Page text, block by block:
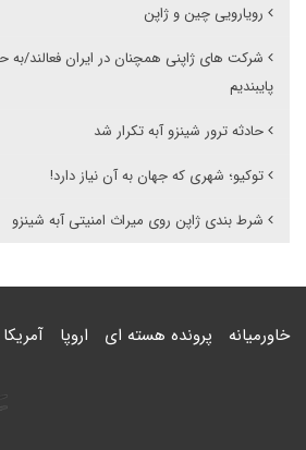
رویارویی چین و ژاپن
شرکت های ژاپنی همچنان در ایران فعالند/به
پایبندیم
حادثه ترور شینزو آبه تکرار شد
توکیو؛ شهری که جهان به آن نیاز دارد!
شرط بندی ژاپن روی میراث امنیتی آبه شینزو
خاورمیانه پرونده هسته ای اروپا آمریکا